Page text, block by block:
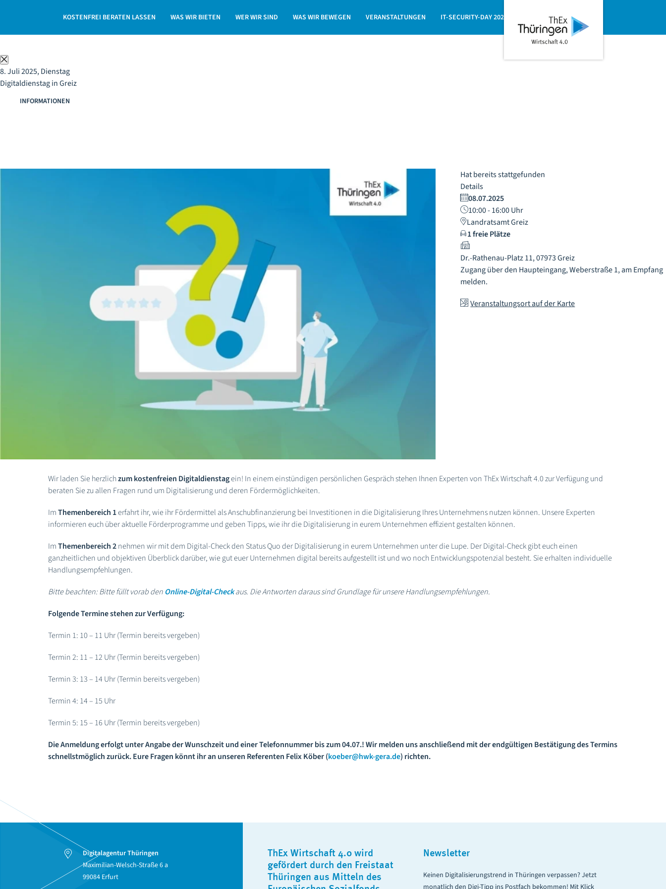
Wirtschaft
KOSTENFREI BERATEN LASSEN WAS WIR BIETEN WER WIR SIND WAS WIR BEWEGEN VERANSTALTUNGEN IT-SECURITY-DAY 2026
Digitalisierung für Unternehmen in Thüringen | ThEx Wirtschaft 4.0Digitaldienstag in Greiz
Schließen
8. Juli 2025, Dienstag
Digitaldienstag in Greiz
INFORMATIONEN
Hat bereits stattgefunden
Details
08.07.2025
10:00 - 16:00 Uhr
Landratsamt Greiz
1 freie Plätze
Dr.-Rathenau-Platz 11, 07973 Greiz
Zugang über den Haupteingang, Weberstraße 1, am Empfang
melden.
Veranstaltungsort auf der Karte
Wir laden Sie herzlichzum kostenfreien Digitaldienstagein! In einem einstündigen persönlichen Gespräch stehen Ihnen Experten von ThEx Wirtschaft 4.0 zur Verfügung und
beraten Sie zu allen Fragen rund um Digitalisierung und deren Fördermöglichkeiten.
ImThemenbereich 1erfahrt ihr, wie ihr Fördermittel als Anschubfinanzierung bei Investitionen in die Digitalisierung Ihres Unternehmens nutzen können. Unsere Experten
informieren euch über aktuelle Förderprogramme und geben Tipps, wie ihr die Digitalisierung in eurem Unternehmen effizient gestalten können.
ImThemenbereich 2nehmen wir mit dem Digital-Check den Status Quo der Digitalisierung in eurem Unternehmen unter die Lupe. Der Digital-Check gibt euch einen
ganzheitlichen und objektiven Überblick darüber, wie gut euer Unternehmen digital bereits aufgestellt ist und wo noch Entwicklungspotenzial besteht. Sie erhalten individuelle
Handlungsempfehlungen.
Bitte beachten: Bitte füllt vorab denOnline-Digital-Checkaus. Die Antworten daraus sind Grundlage für unsere Handlungsempfehlungen.
Folgende Termine stehen zur Verfügung:
Termin 1: 10 – 11 Uhr (Termin bereits vergeben)
Termin 2: 11 – 12 Uhr (Termin bereits vergeben)
Termin 3: 13 – 14 Uhr (Termin bereits vergeben)
Termin 4: 14 – 15 Uhr
Termin 5: 15 – 16 Uhr (Termin bereits vergeben)
Die Anmeldung erfolgtunter Angabe der Wunschzeit und einer Telefonnummer bis zum 04.07.! Wir melden uns anschließend mit der endgültigen Bestätigung des Termins
schnellstmöglich zurück. Eure Fragen könnt ihr an unseren Referenten Felix Köber (koeber@hwk-gera.de) richten.
Digitalagentur Thüringen
Maximilian-Welsch-Straße 6 a
99084 Erfurt
ThEx Wirtschaft 4.0 wird
gefördert durch den Freistaat
Thüringen aus Mitteln des
Newsletter
Keinen Digitalisierungstrend in Thüringen verpassen? Jetzt
monatlich den Digi-Tipp ins Postfach bekommen! Mit Klick